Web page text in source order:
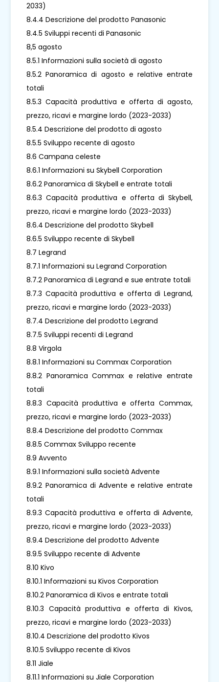
2033)
8.4.4 Descrizione del prodotto Panasonic
8.4.5 Sviluppi recenti di Panasonic
8,5 agosto
8.5.1 Informazioni sulla società di agosto
8.5.2 Panoramica di agosto e relative entrate
totali
8.5.3 Capacità produttiva e offerta di agosto,
prezzo, ricavi e margine lordo (2023-2033)
8.5.4 Descrizione del prodotto di agosto
8.5.5 Sviluppo recente di agosto
8.6 Campana celeste
8.6.1 Informazioni su Skybell Corporation
8.6.2 Panoramica di Skybell e entrate totali
8.6.3 Capacità produttiva e offerta di Skybell,
prezzo, ricavi e margine lordo (2023-2033)
8.6.4 Descrizione del prodotto Skybell
8.6.5 Sviluppo recente di Skybell
8.7 Legrand
8.7.1 Informazioni su Legrand Corporation
8.7.2 Panoramica di Legrand e sue entrate totali
8.7.3 Capacità produttiva e offerta di Legrand,
prezzo, ricavi e margine lordo (2023-2033)
8.7.4 Descrizione del prodotto Legrand
8.7.5 Sviluppi recenti di Legrand
8.8 Virgola
8.8.1 Informazioni su Commax Corporation
8.8.2 Panoramica Commax e relative entrate
totali
8.8.3 Capacità produttiva e offerta Commax,
prezzo, ricavi e margine lordo (2023-2033)
8.8.4 Descrizione del prodotto Commax
8.8.5 Commax Sviluppo recente
8.9 Avvento
8.9.1 Informazioni sulla società Advente
8.9.2 Panoramica di Advente e relative entrate
totali
8.9.3 Capacità produttiva e offerta di Advente,
prezzo, ricavi e margine lordo (2023-2033)
8.9.4 Descrizione del prodotto Advente
8.9.5 Sviluppo recente di Advente
8.10 Kivo
8.10.1 Informazioni su Kivos Corporation
8.10.2 Panoramica di Kivos e entrate totali
8.10.3 Capacità produttiva e offerta di Kivos,
prezzo, ricavi e margine lordo (2023-2033)
8.10.4 Descrizione del prodotto Kivos
8.10.5 Sviluppo recente di Kivos
8.11 Jiale
8.11.1 Informazioni su Jiale Corporation